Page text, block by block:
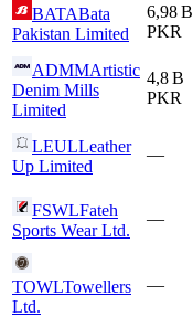
BATABata
Pakistan Limited
6,98 B
PKR
ADMMArtistic
Denim Mills
Limited
4,8 B
PKR
LEULLeather
Up Limited
—
FSWLFateh
Sports Wear Ltd.
—
TOWLTowellers
Ltd.
—